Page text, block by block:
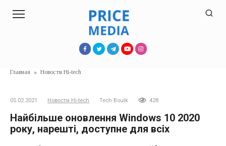
Главная » Новости Hi-tech
05.02.2021 Новости Hi-tech Tech Boulk 428
Найбільше оновлення Windows 10 2020
року, нарешті, доступне для всіх